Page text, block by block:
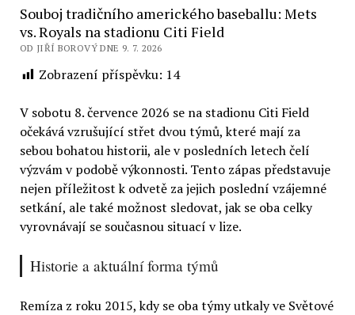
Souboj tradičního amerického baseballu: Mets
vs. Royals na stadionu Citi Field
OD JIŘÍ BOROVÝ DNE 9. 7. 2026
Zobrazení příspěvku: 14
V sobotu 8. července 2026 se na stadionu Citi Field
očekává vzrušující střet dvou týmů, které mají za
sebou bohatou historii, ale v posledních letech čelí
výzvám v podobě výkonnosti. Tento zápas představuje
nejen příležitost k odvetě za jejich poslední vzájemné
setkání, ale také možnost sledovat, jak se oba celky
vyrovnávají se současnou situací v lize.
Historie a aktuální forma týmů
Remíza z roku 2015, kdy se oba týmy utkaly ve Světové